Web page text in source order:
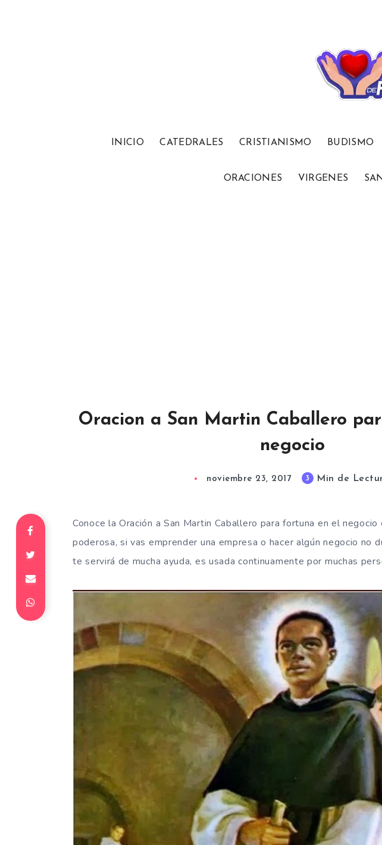
INICIO CATEDRALES CRISTIANISMO BUDISMO
ORACIONES VIRGENES
Oracion a San Martin Caballero
negocio
noviembre 23, 2017 3 Min de
Conoce la Oración a San Martin Caballero para fortuna en el
poderosa, si vas emprender una empresa o hacer algún negocio no
te servirá de mucha ayuda, es usada continuamente por muchas